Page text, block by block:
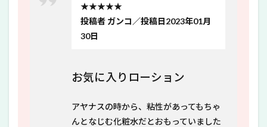
★★★★★
投稿者 ガンコ／投稿日2023年01月
30日
お気に入りローション
アヤナスの時から、粘性があってもちゃ
んとなじむ化粧水だとおもっていました